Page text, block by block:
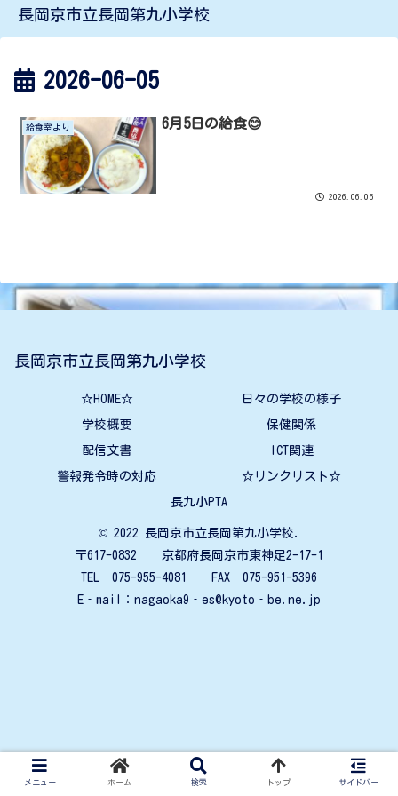
長岡京市立長岡第九小学校
2026-06-05
給食室より 6月5日の給食😊
2026.06.05
長岡京市立長岡第九小学校
☆HOME☆ 日々の学校の様子
学校概要 保健関係
配信文書 ICT関連
警報発令時の対応 ☆リンクリスト☆
長九小PTA
© 2022 長岡京市立長岡第九小学校.
〒617-0832 京都府長岡京市東神足2-17-1
TEL 075-955-4081 FAX 075-951-5396
E‐mail：nagaoka9‐es@kyoto‐be.ne.jp
メニュー ホーム 検索 トップ サイドバー